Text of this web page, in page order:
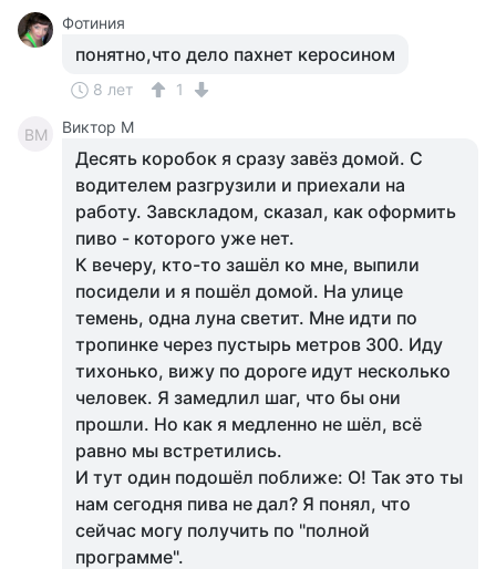
Фотиния
понятно,что дело пахнет керосином
8 лет 1
ВМ Виктор М
Десять коробок я сразу завёз домой. С
водителем разгрузили и приехали на
работу. Завскладом, сказал, как оформить
пиво - которого уже нет.
К вечеру, кто-то зашёл ко мне, выпили
посидели и я пошёл домой. На улице
темень, одна луна светит. Мне идти по
тропинке через пустырь метров 300. Иду
тихонько, вижу по дороге идут несколько
человек. Я замедлил шаг, что бы они
прошли. Но как я медленно не шёл, всё
равно мы встретились.
И тут один подошёл поближе: О! Так это ты
нам сегодня пива не дал? Я понял, что
сейчас могу получить по "полной
программе".